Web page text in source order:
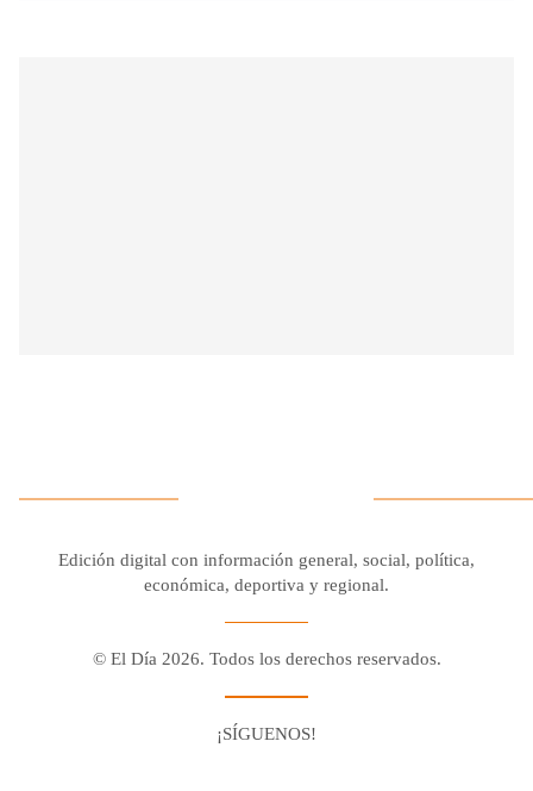
Edición digital con información general, social, política,
económica, deportiva y regional.
© El Día 2026. Todos los derechos reservados.
¡SÍGUENOS!